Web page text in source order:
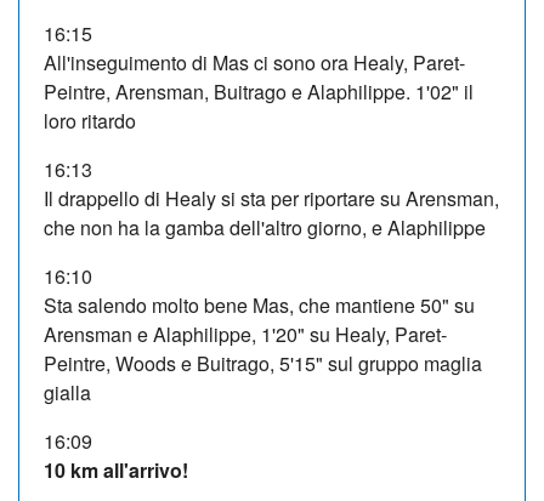
16:15
All'inseguimento di Mas ci sono ora Healy, Paret-
Peintre, Arensman, Buitrago e Alaphilippe. 1'02" il
loro ritardo
16:13
Il drappello di Healy si sta per riportare su Arensman,
che non ha la gamba dell'altro giorno, e Alaphilippe
16:10
Sta salendo molto bene Mas, che mantiene 50" su
Arensman e Alaphilippe, 1'20" su Healy, Paret-
Peintre, Woods e Buitrago, 5'15" sul gruppo maglia
gialla
16:09
10 km all'arrivo!